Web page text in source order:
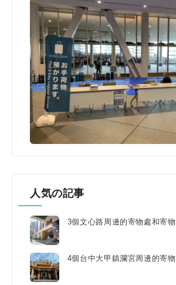
人気の記事
3個文心路周邊的寄物處和寄
4個台中大甲鎮瀾宮周邊的寄